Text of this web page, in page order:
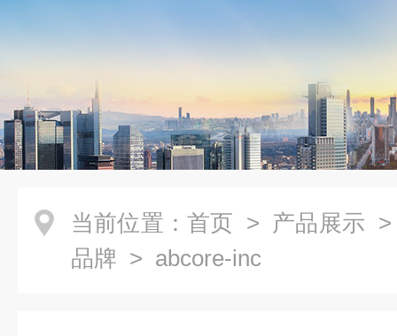
当前位置： 首页 > 产品展示
品牌 > abcore-inc